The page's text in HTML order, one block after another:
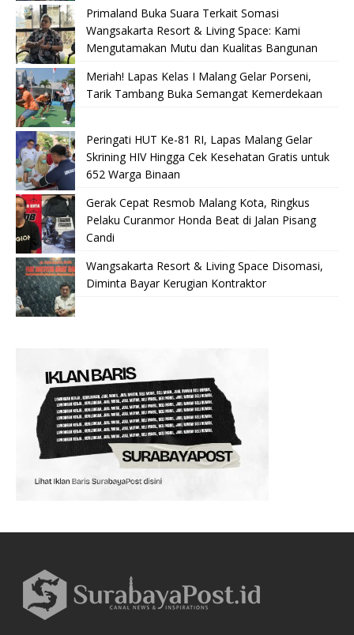
Primaland Buka Suara Terkait Somasi
Wangsakarta Resort & Living Space: Kami
Mengutamakan Mutu dan Kualitas Bangunan
Meriah! Lapas Kelas I Malang Gelar Porseni,
Tarik Tambang Buka Semangat Kemerdekaan
Peringati HUT Ke-81 RI, Lapas Malang Gelar
Skrining HIV Hingga Cek Kesehatan Gratis untuk
652 Warga Binaan
Gerak Cepat Resmob Malang Kota, Ringkus
Pelaku Curanmor Honda Beat di Jalan Pisang
Candi
Wangsakarta Resort & Living Space Disomasi,
Diminta Bayar Kerugian Kontraktor